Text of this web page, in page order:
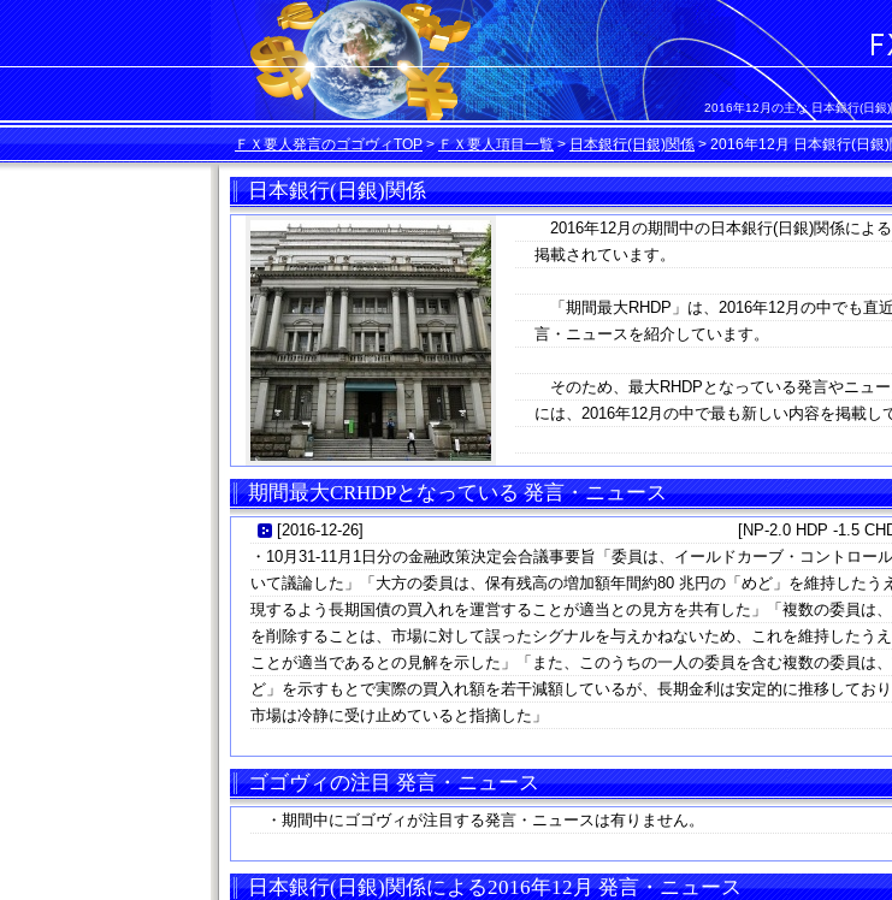
2016年12月の主な 日本銀行(日銀)
ＦＸ要人発言のゴゴヴィTOP>ＦＸ要人項目一覧>日本銀行(日銀)関係>2016年12月 日本銀行(日銀
日本銀行(日銀)関係
2016年12月の期間中の日本銀行(日銀)関係によ
掲載されています。
「期間最大RHDP」は、2016年12月の中でも直
言・ニュースを紹介しています。
そのため、最大RHDPとなっている発言やニュ
には、2016年12月の中で最も新しい内容を掲載し
期間最大CRHDPとなっている 発言・ニュース
[2016-12-26]
[NP-2.0 HDP -1.5
・10月31-11月1日分の金融政策決定会合議事要旨「委員は、イールドカーブ・コントロー
いて議論した」「大方の委員は、保有残高の増加額年間約80 兆円の「めど」を維持したう
現するよう長期国債の買入れを運営することが適当との見方を共有した」「複数の委員は
を削除することは、市場に対して誤ったシグナルを与えかねないため、これを維持したう
ことが適当であるとの見解を示した」「また、このうちの一人の委員を含む複数の委員は
ど」を示すもとで実際の買入れ額を若干減額しているが、長期金利は安定的に推移してお
市場は冷静に受け止めていると指摘した」
ゴゴヴィの注目 発言・ニュース
・期間中にゴゴヴィが注目する発言・ニュースは有りません。
日本銀行(日銀)関係による2016年12月 発言・ニュース